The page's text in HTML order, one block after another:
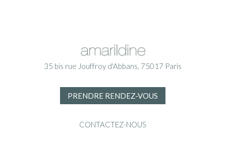
35 bis rue Jouffroy d'Abbans, 75017 Paris
PRENDRE RENDEZ-VOUS
CONTACTEZ-NOUS